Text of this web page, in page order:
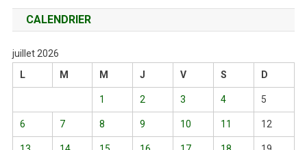
CALENDRIER
juillet 2026
L
M M J V S D
1 2 3 4 5
6 7 8 9 10 11 12